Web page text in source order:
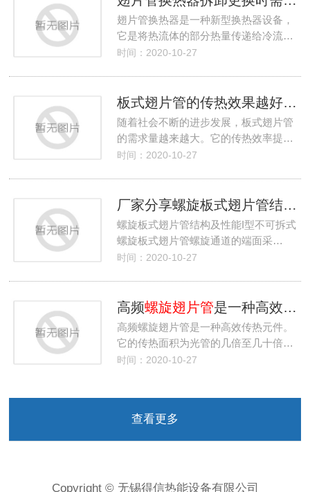
翅片管换热器是一种新型换热器设备，
它是将热流体的部分热量传递给冷流…
时间：2020-10-27
板式翅片管的传热效果越好则它的传热系数肯定高
随着社会不断的进步发展，板式翅片管
的需求量越来越大。它的传热效率提…
时间：2020-10-27
厂家分享螺旋板式翅片管结构及性能
螺旋板式翅片管结构及性能I型不可拆式
螺旋板式翅片管螺旋通道的端面采…
时间：2020-10-27
高频螺旋翅片管是一种高效传热元件
高频螺旋翅片管是一种高效传热元件。
它的传热面积为光管的几倍至几十倍…
时间：2020-10-27
查看更多
Copyright © 无锡得信热能设备有限公司